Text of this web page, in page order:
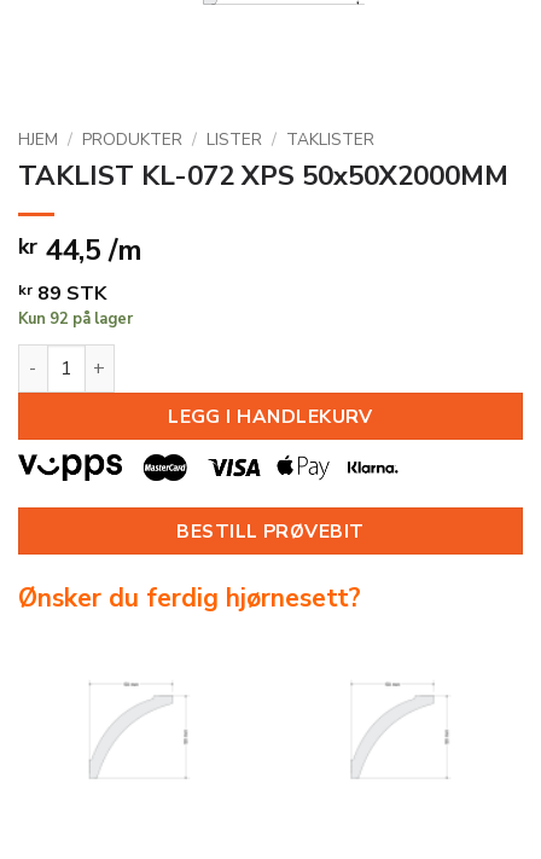
HJEM / PRODUKTER / LISTER / TAKLISTER
TAKLIST KL-072 XPS 50x50X2000MM
kr 44,5 /m
kr 89 STK
Kun 92 på lager
TAKLIST KL-072 XPS 50x50X2000MM antall
LEGG I HANDLEKURV
BESTILL PRØVEBIT
Ønsker du ferdig hjørnesett?